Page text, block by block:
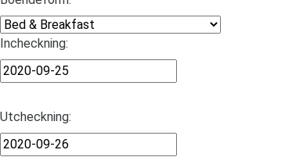
Incheckning:
Utcheckning: